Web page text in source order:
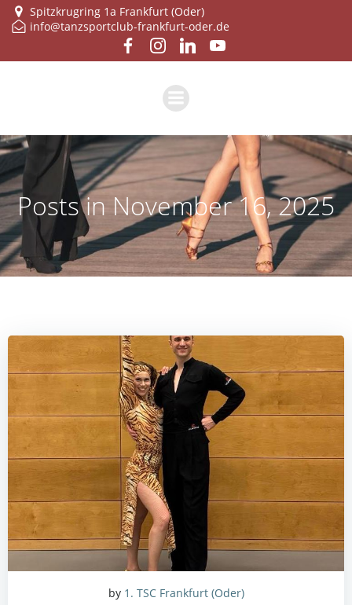
Zum
Inhalt
springen
Spitzkrugring 1a Frankfurt (Oder)
info@tanzsportclub-frankfurt-oder.de
Posts in November 16, 2025
by 1. TSC Frankfurt (Oder)